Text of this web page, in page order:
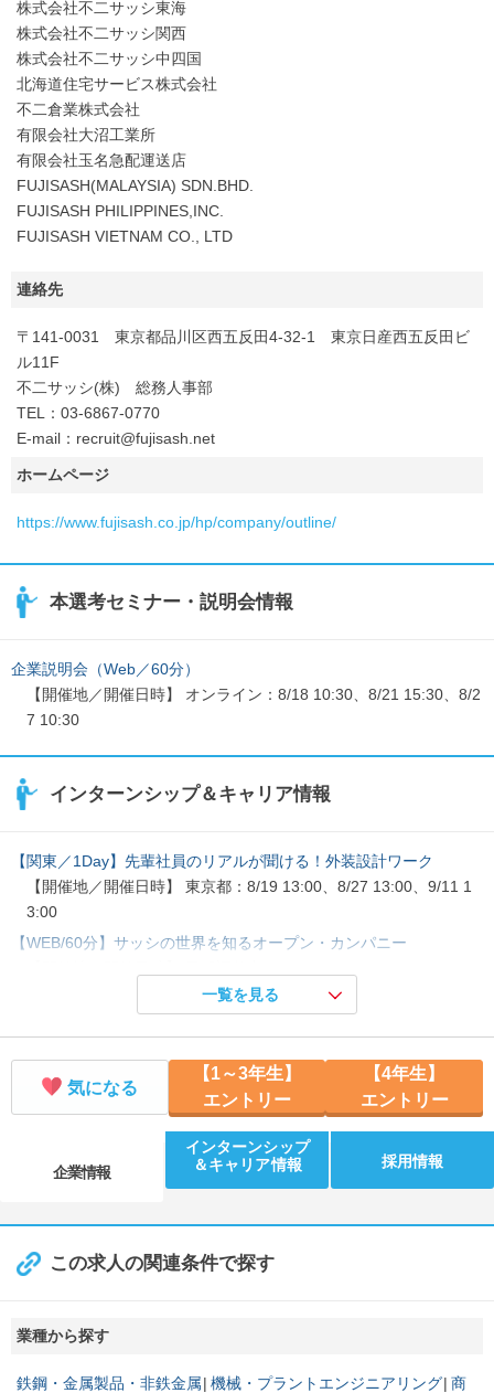
株式会社不二サッシ東海
株式会社不二サッシ関西
株式会社不二サッシ中四国
北海道住宅サービス株式会社
不二倉業株式会社
有限会社大沼工業所
有限会社玉名急配運送店
FUJISASH(MALAYSIA) SDN.BHD.
FUJISASH PHILIPPINES,INC.
FUJISASH VIETNAM CO., LTD
連絡先
〒141-0031 東京都品川区西五反田4-32-1 東京日産西五反田ビ
ル11F
不二サッシ(株) 総務人事部
TEL：03-6867-0770
E-mail：recruit@fujisash.net
ホームページ
https://www.fujisash.co.jp/hp/company/outline/
本選考セミナー・説明会情報
企業説明会（Web／60分）
【開催地／開催日時】 オンライン：8/18 10:30、8/21 15:30、8/2
7 10:30
インターンシップ＆キャリア情報
【関東／1Day】先輩社員のリアルが聞ける！外装設計ワーク
【開催地／開催日時】 東京都：8/19 13:00、8/27 13:00、9/11 1
3:00
【WEB/60分】サッシの世界を知るオープン・カンパニー
【WEB/45分】朝にサクッと業界研究オープン・カンパニー
【開催地／開催日時】 日程調整中
一覧を見る
気になる
【1～3年生】
エントリー
【4年生】
エントリー
企業情報
インターンシップ
＆キャリア情報
採用情報
この求人の関連条件で探す
業種から探す
鉄鋼・金属製品・非鉄金属 機械・プラントエンジニアリング 商